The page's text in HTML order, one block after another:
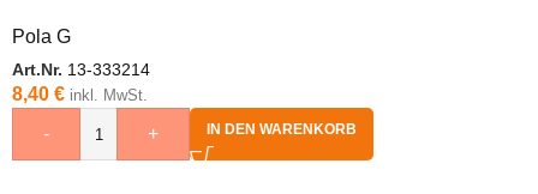
Pola G
Art.Nr. 13-333214
8,40 € inkl. MwSt.
- + IN DEN WARENKORB